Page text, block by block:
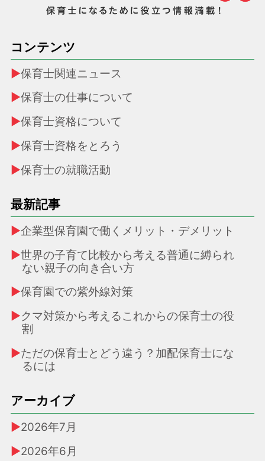
コンテンツ
保育士関連ニュース
保育士の仕事について
保育士資格について
保育士資格をとろう
保育士の就職活動
最新記事
企業型保育園で働くメリット・デメリット
世界の子育て比較から考える普通に縛られ
ない親子の向き合い方
保育園での紫外線対策
クマ対策から考えるこれからの保育士の役
割
ただの保育士とどう違う？加配保育士にな
るには
アーカイブ
2026年7月
2026年6月